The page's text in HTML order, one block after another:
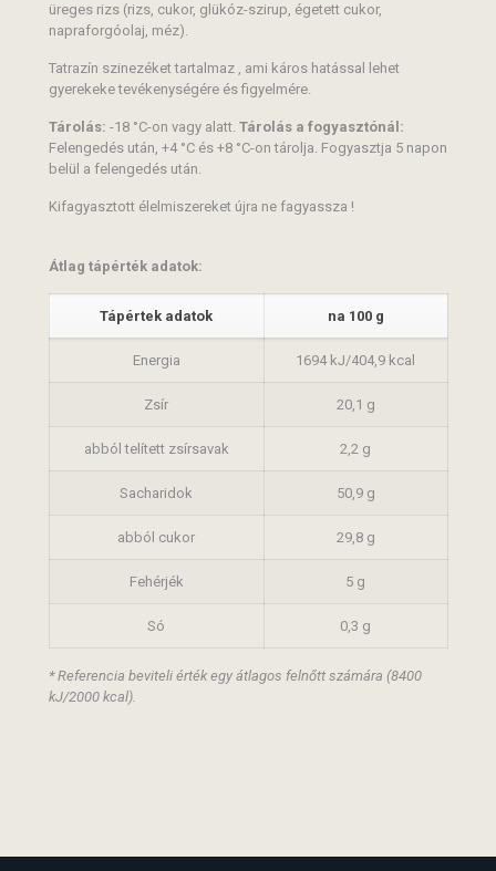
üreges rizs (rizs, cukor, glükóz-szirup, égetett cukor,
napraforgóolaj, méz).
Tatrazín szinezéket tartalmaz , ami káros hatással lehet
gyerekeke tevékenységére és figyelmére.
Tárolás: -18 °C-on vagy alatt. Tárolás a fogyasztónál:
Felengedés után, +4 °C és +8 °C-on tárolja. Fogyasztja 5 napon
belül a felengedés után.
Kifagyasztott élelmiszereket újra ne fagyassza !
Átlag tápérték adatok:
Tápértek adatok na 100 g
Energia 1694 kJ/404,9 kcal
Zsír 20,1 g
abból telített zsírsavak 2,2 g
Sacharidok 50,9 g
abból cukor 29,8 g
Fehérjék 5 g
Só 0,3 g
* Referencia beviteli érték egy átlagos felnőtt számára (8400
kJ/2000 kcal).